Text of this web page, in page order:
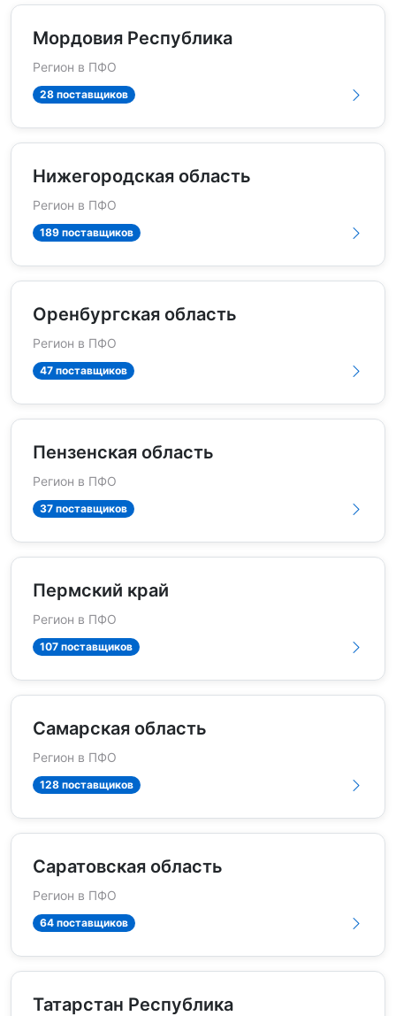
Мордовия Республика
Регион в ПФО
28 поставщиков
Нижегородская область
Регион в ПФО
189 поставщиков
Оренбургская область
Регион в ПФО
47 поставщиков
Пензенская область
Регион в ПФО
37 поставщиков
Пермский край
Регион в ПФО
107 поставщиков
Самарская область
Регион в ПФО
128 поставщиков
Саратовская область
Регион в ПФО
64 поставщиков
Татарстан Республика